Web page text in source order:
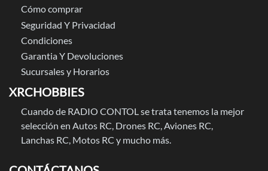
Cómo comprar
Seguridad Y Privacidad
Condiciones
Garantia Y Devoluciones
Sucursales y Horarios
XRCHOBBIES
Cuando de RADIO CONTOL se trata tenemos la mejor
selección en Autos RC, Drones RC, Aviones RC,
Lanchas RC, Motos RC y mucho más.